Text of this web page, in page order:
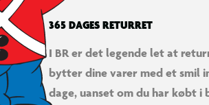
365 DAGES RETURRET
I BR er det legende let at
bytter dine varer med et smil
dage, uanset om du har købt i